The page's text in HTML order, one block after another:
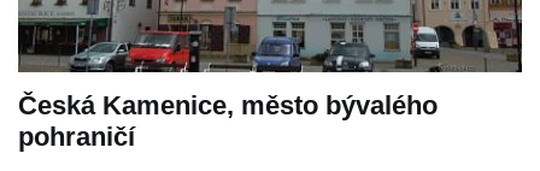
Česká Kamenice, město bývalého
pohraničí